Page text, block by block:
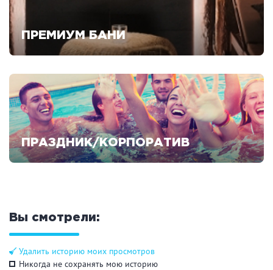
Удобства
Комната отдыха
WI-FI
Детская комната
Сеновал
ПРЕМИУМ БАНИ
Смотреть предложения
ПРАЗДНИК/КОРПОРАТИВ
Смотреть предложения
Вы смотрели:
Удалить историю моих просмотров
Никогда не сохранять мою историю